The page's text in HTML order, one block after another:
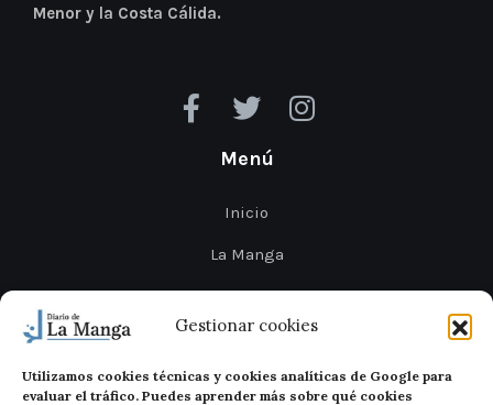
Gestionar cookies
Utilizamos cookies técnicas y cookies analíticas de Google para
evaluar el tráfico. Puedes aprender más sobre qué cookies
Menor y la Costa Cálida.
Menú
Inicio
La Manga
Cabo de Palos
Mar Menor
Cartagena